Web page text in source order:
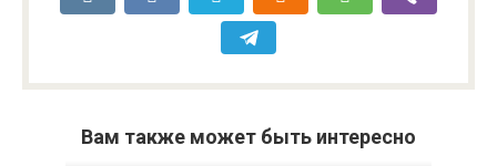
Вам также может быть интересно